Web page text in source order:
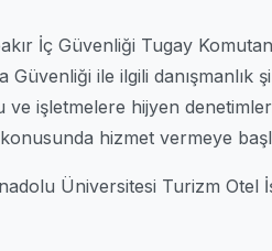
İç Güvenliği Tugay
ile ilgili danışmanlık
ve işletmelere hijyen
hizmet vermeye
Üniversitesi Turizm Otel